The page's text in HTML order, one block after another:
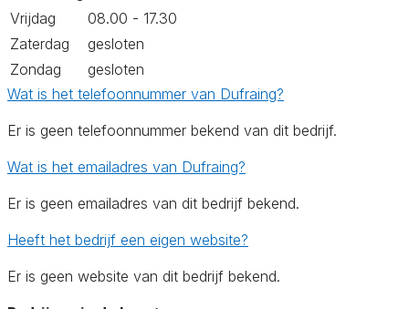
Vrijdag
08.00 - 17.30
Zaterdag
gesloten
Zondag
gesloten
Wat is het telefoonnummer van Dufraing?
Er is geen telefoonnummer bekend van dit bedrijf.
Wat is het emailadres van Dufraing?
Er is geen emailadres van dit bedrijf bekend.
Heeft het bedrijf een eigen website?
Er is geen website van dit bedrijf bekend.